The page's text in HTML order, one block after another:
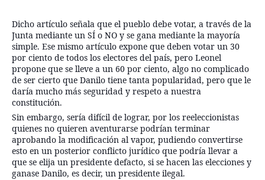
Dicho artículo señala que el pueblo debe votar, a través de la
Junta mediante un SÍ o NO y se gana mediante la mayoría
simple. Ese mismo artículo expone que deben votar un 30
por ciento de todos los electores del país, pero Leonel
propone que se lleve a un 60 por ciento, algo no complicado
de ser cierto que Danilo tiene tanta popularidad, pero que le
daría mucho más seguridad y respeto a nuestra
constitución.
Sin embargo, sería difícil de lograr, por los reeleccionistas
quienes no quieren aventurarse podrían terminar
aprobando la modificación al vapor, pudiendo convertirse
esto en un posterior conflicto jurídico que podría llevar a
que se elija un presidente defacto, si se hacen las elecciones y
ganase Danilo, es decir, un presidente ilegal.